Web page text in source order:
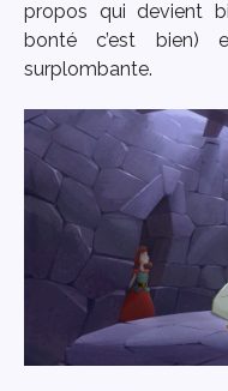
propos qui devient
bonté c’est bien)
surplombante.